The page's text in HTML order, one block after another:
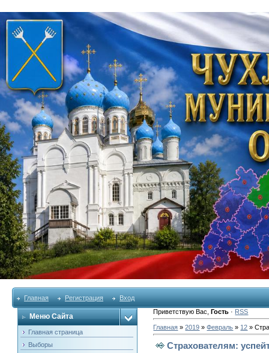
Главная Регистрация Вход
Меню Сайта
Главная страница
Выборы
Приветствую Вас ,Гость · RSS
Главная »2019 » Февраль » 12 »
Страхователям: